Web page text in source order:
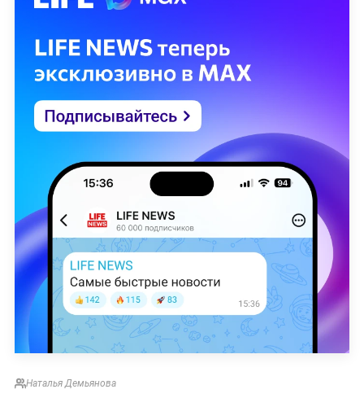
Наталья Демьянова